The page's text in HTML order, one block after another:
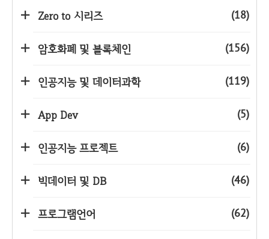
Zero to 시리즈 (18)
암호화폐 및 블록체인 (156)
인공지능 및 데이터과학 (119)
App Dev (5)
인공지능 프로젝트 (6)
빅데이터 및 DB (46)
프로그램언어 (62)